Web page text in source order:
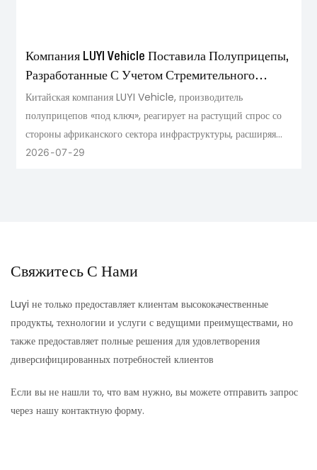
Компания LUYI Vehicle Поставила Полуприцепы,
Разработанные С Учетом Стремительного
Развития Инфраструктуры В Африке В 2026
Году.
Китайская компания LUYI Vehicle, производитель
полуприцепов «под ключ», реагирует на растущий спрос со
стороны африканского сектора инфраструктуры, расширяя
ассортимент тяжелых полуприцепов , включая бортовые,
ищут надежных и экономически эффективных партнеров по
прямым поставкам с заводов-изготовителей полуприцепов .
В этой статье рассматриваются инфраструктурные тенденции,
определяющие этот спрос, и объясняется, как
производственные возможности и услуги по
как практичное решение для поставок африканским
покупателям.
2026 07 29
Свяжитесь С Нами
Luyi не только предоставляет клиентам высококачественные
продукты, технологии и услуги с ведущими преимуществами, но
также предоставляет полные решения для удовлетворения
диверсифицированных потребностей клиентов
Если вы не нашли то, что вам нужно, вы можете отправить запрос
через нашу контактную форму.